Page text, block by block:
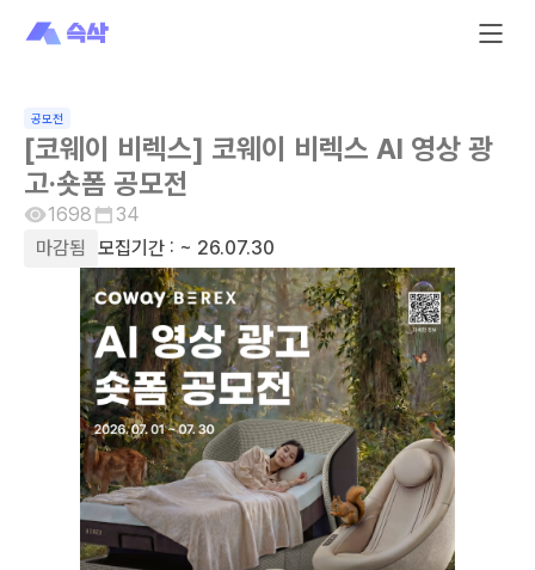
공모전
[코웨이 비렉스] 코웨이 비렉스 AI 영상 광
고·숏폼 공모전
1698
34
마감됨
모집기간 : ~ 26.07.30